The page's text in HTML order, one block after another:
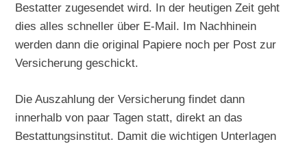
Bestatter zugesendet wird. In der heutigen Zeit geht
dies alles schneller über E-Mail. Im Nachhinein
werden dann die original Papiere noch per Post zur
Versicherung geschickt.
Die Auszahlung der Versicherung findet dann
innerhalb von paar Tagen statt, direkt an das
Bestattungsinstitut. Damit die wichtigen Unterlagen